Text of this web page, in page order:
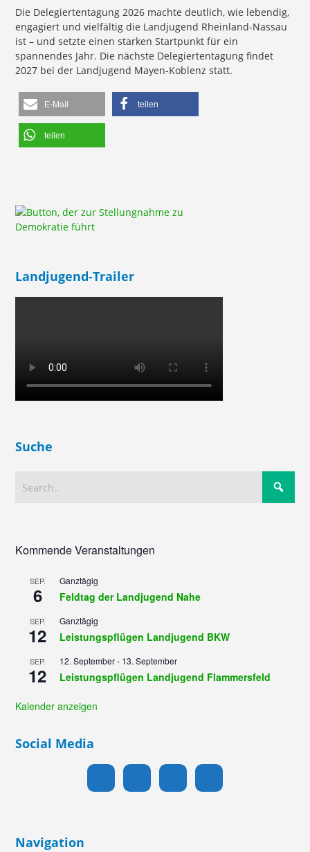
Die Delegiertentagung 2026 machte deutlich, wie lebendig,
engagiert und vielfältig die Landjugend Rheinland-Nassau
ist – und setzte einen starken Startpunkt für ein
spannendes Jahr. Die nächste Delegiertentagung findet
2027 bei der Landjugend Mayen-Koblenz statt.
E-Mail teilen
teilen
Landjugend-Trailer
Suche
Kommende Veranstaltungen
SEP.
6
Ganztägig
Feldtag der Landjugend Nahe
SEP.
12
Ganztägig
Leistungspflügen Landjugend BKW
SEP.
12
12. September- 13. September
Leistungspflügen Landjugend Flammersfeld
Kalender anzeigen
Social Media
Navigation